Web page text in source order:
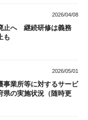
2026/04/08
止へ 継続研修は義務
も
2026/05/01
事業所等に対するサービ
の実施状況（随時更